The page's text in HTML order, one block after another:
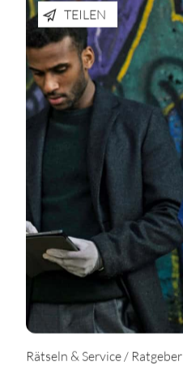
TEILEN
Rätseln & Service / Ratgeber